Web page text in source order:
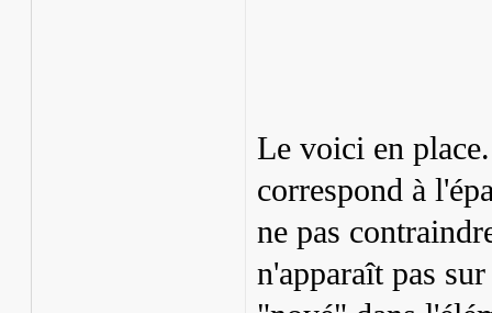
Le voici en
correspond à
ne pas
n'apparaît pas